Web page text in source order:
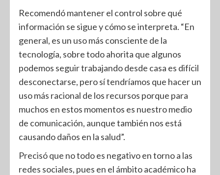
Recomendó mantener el control sobre qué
información se sigue y cómo se interpreta. “En
general, es un uso más consciente de la
tecnología, sobre todo ahorita que algunos
podemos seguir trabajando desde casa es difícil
desconectarse, pero sí tendríamos que hacer un
uso más racional de los recursos porque para
muchos en estos momentos es nuestro medio
de comunicación, aunque también nos está
causando daños en la salud”.
Precisó que no todo es negativo en torno a las
redes sociales, pues en el ámbito académico ha